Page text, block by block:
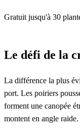
Gratuit jusqu'à 30
Le défi de la
La différence la plus
port. Les poiriers
forment une canopée
montent en angle raide.